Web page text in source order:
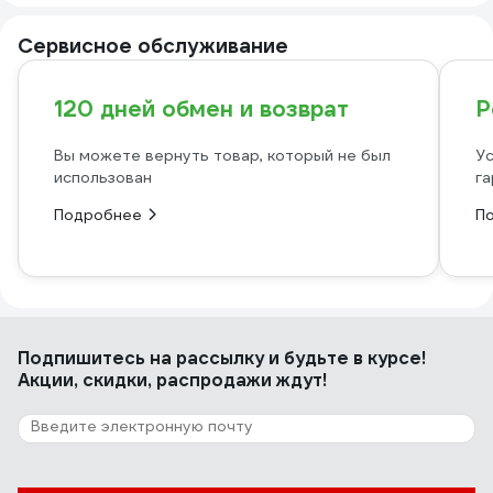
Сервисное обслуживание
120 дней обмен и возврат
Вы можете вернуть товар, который не был
использован
Подробнее
Подпишитесь на рассылкуи будьте в курсе!
Акции, скидки, распродажи ждут!